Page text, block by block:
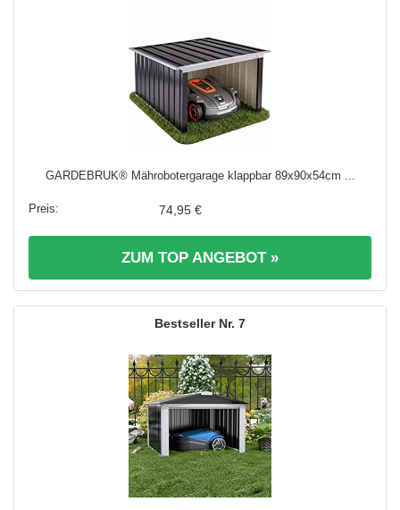
GARDEBRUK® Mährobotergarage klappbar 89x90x54cm ...
74,95 €
ZUM TOP ANGEBOT »
7